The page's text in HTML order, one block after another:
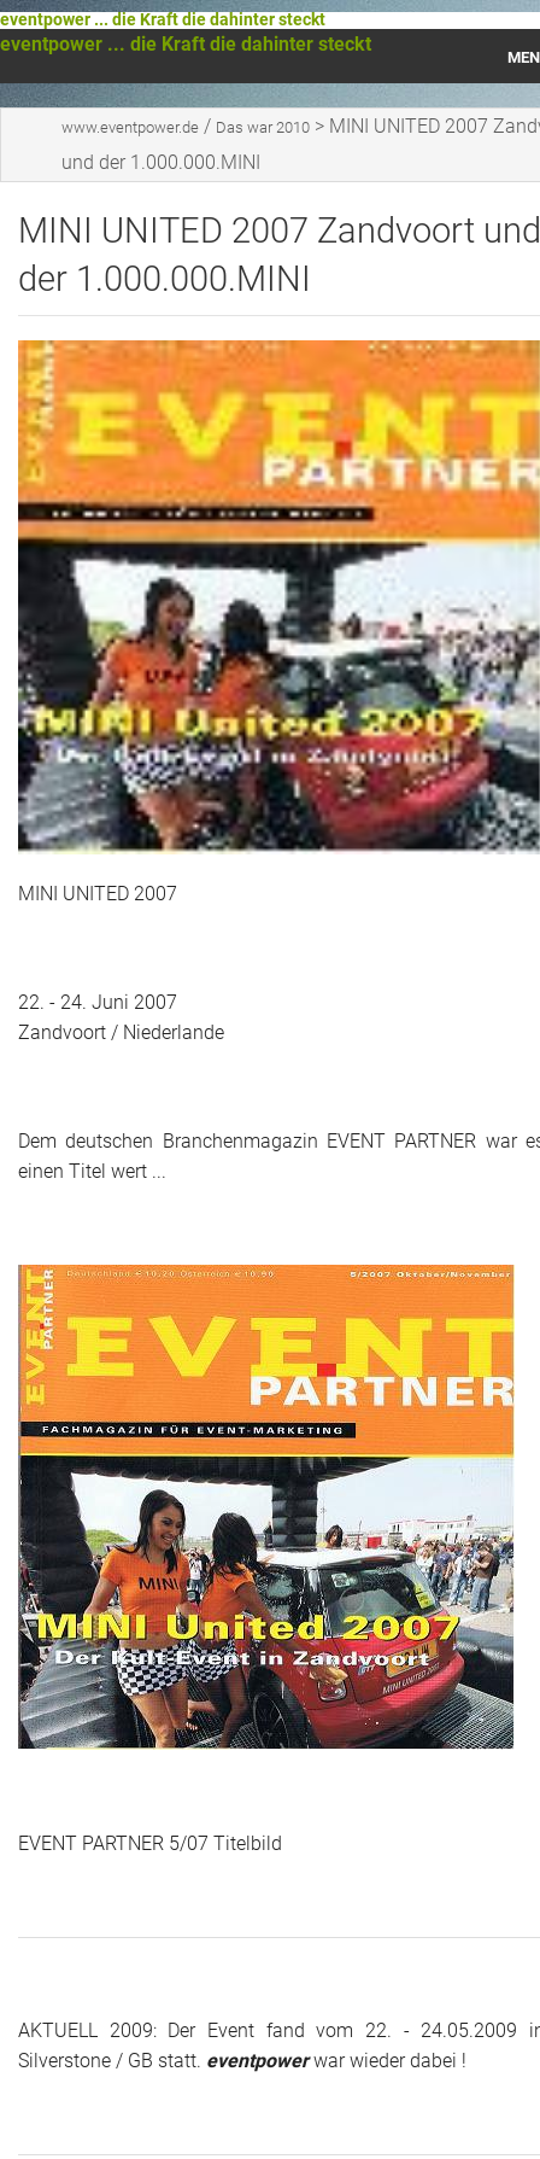
eventpower ... die Kraft die dahinter steckt
eventpower ... die Kraft die dahinter steckt
Startseite
Das war 2023
Das war 2021
Das war 2020
Das war 2019
Das war 2018
Das war 2017
Das war 2016
Das war 2015
Das war 2014
Das war 2013
Das war 2012
Das war 2011
Das war 2010
Das war 2009
Services + Locations
Historie + Gegenwart
Peter's "on-the-road" Tipps
Sprüche
Ganz speziell
Impressum
www.eventpower.de / Das war 2010 > MINI UNITED 2007
und der 1.000.000.MINI
MINI UNITED 2007 Zandvoort und
der 1.000.000.MINI
MINI UNITED 2007
22. - 24. Juni 2007
Zandvoort / Niederlande
Dem deutschen Branchenmagazin EVENT PARTNER war
einen Titel wert ...
EVENT PARTNER 5/07 Titelbild
AKTUELL 2009: Der Event fand vom 22. - 24.05.2009
Silverstone / GB statt. eventpowerwar wieder dabei !